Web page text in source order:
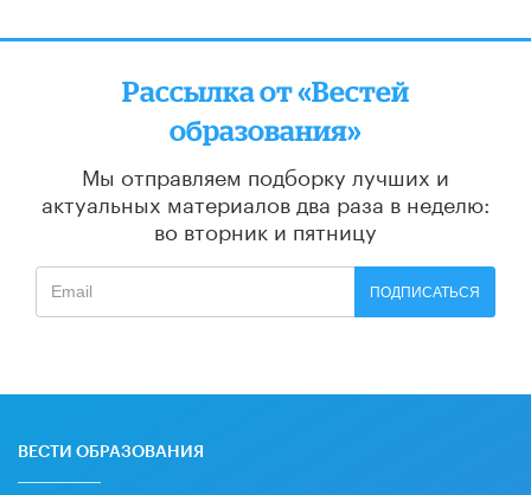
Рассылка от «Вестей
образования»
Мы отправляем подборку лучших и
актуальных материалов два раза в неделю:
во вторник и пятницу
ПОДПИСАТЬСЯ
ВЕСТИ ОБРАЗОВАНИЯ